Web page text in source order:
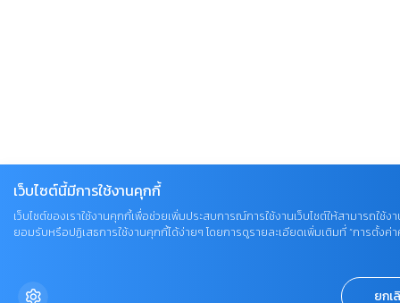
เว็บไซต์นี้มีการใช้งานคุกกี้
เว็บไซต์ของเราใช้งานคุกกี้เพื่อช่วยเพิ่มประสบการณ์การใช้งานเว็บไซต์ให้สามารถใ
ยอมรับหรือปฏิเสธการใช้งานคุกกี้ได้ง่ายๆ โดยการดูรายละเอียดเพิ่มเติมที่ “การตั้งค่
ยกเ